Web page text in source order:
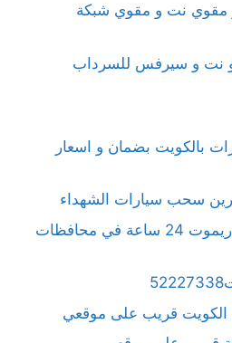
نت و مقوي شبكة
نت و سيرفس للسرداب
بالكويت بضمان و اسعار
سحب سيارات الشهداء
برمجة رسيفر و توصيل ريموت 24 ساعة في محافظات
الكويت قريب على موقعي